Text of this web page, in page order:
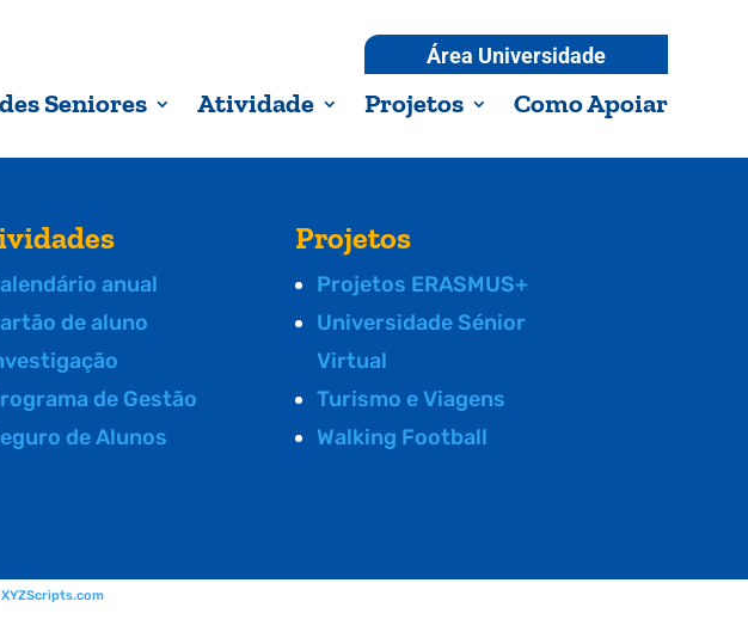
Área Universidade
Seniores Atividade Projetos Como Apoiar
anual
de aluno
de Gestão
de Alunos
Projetos
Projetos ERASMUS+
Universidade Sénior
Virtual
Turismo e Viagens
Walking Football
XYZScripts.com